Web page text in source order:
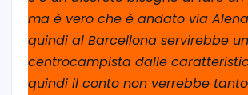
ma è vero che è andato via
quindi al Barcellona servirebbe un
centrocampista dalle
quindi il conto non verrebbe